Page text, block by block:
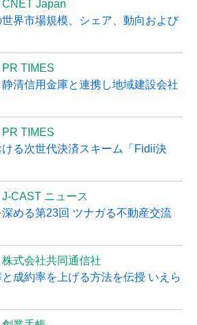
CNET Japan
界市場規模、シェア、動向および
PR TIMES
清信用金庫と連携し地域建設会社
PR TIMES
る次世代決済スキーム「Fidii決
J-CAST ニュース
める第23回 ツナガる不動産交流
株式会社共同通信社
成約率を上げる方法を伝授 いえら